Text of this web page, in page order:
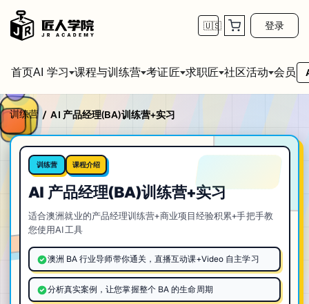
🇺🇸 登录
首页AI 学习 课程与训练营 考证匠 求职匠 社区活动 会员
训练营 / AI 产品经理(BA)训练营+实习
训练营 课程介绍
AI 产品经理(BA)训练营+实习
适合澳洲就业的产品经理训练营+商业项目经验积累+手把手教
您使用AI工具
澳洲 BA 行业导师带你通关，直播互动课+Video 自主学习
分析真实案例，让您掌握整个 BA 的生命周期